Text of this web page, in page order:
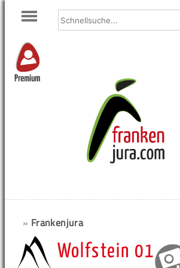
Premium
» Frankenjura
Wolfstein 01